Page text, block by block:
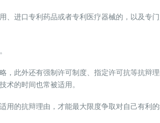
、进口专利药品或者专利医疗器械的，以及专
，此外还有强制许可制度、指定许可抗等抗辩
术的时间也常被适用。
的抗辩理由，才能最大限度争取对自己有利的